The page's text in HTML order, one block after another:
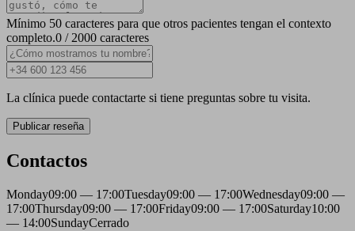
Mínimo 50 caracteres para que otros pacientes tengan el contexto
completo.0 / 2000 caracteres
La clínica puede contactarte si tiene preguntas sobre tu visita.
Publicar reseña
Contactos
Monday09:00 — 17:00Tuesday09:00 — 17:00Wednesday09:00 —
17:00Thursday09:00 — 17:00Friday09:00 — 17:00Saturday10:00
— 14:00SundayCerrado